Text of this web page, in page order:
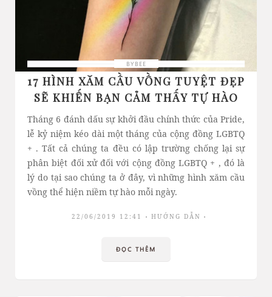
BYBEE
17 HÌNH XĂM CẦU VỒNG TUYỆT ĐẸP
SẼ KHIẾN BẠN CẢM THẤY TỰ HÀO
Tháng 6 đánh dấu sự khởi đầu chính thức của Pride,
lễ kỷ niệm kéo dài một tháng của cộng đồng LGBTQ
+ . Tất cả chúng ta đều có lập trường chống lại sự
phân biệt đối xử đối với cộng đồng LGBTQ + , đó là
lý do tại sao chúng ta ở đây, vì những hình xăm cầu
vồng thể hiện niềm tự hào mỗi ngày.
22/06/2019 12:41 HƯỚNG DẪN
ĐỌC THÊM